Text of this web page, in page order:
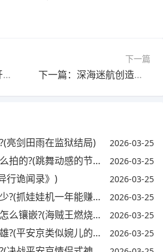
上一篇：王者荣耀虎牙直播怎么推广?(王者荣耀虎牙直播怎么推广给别人)
下一篇
下一篇：深海迷航创造模式是全解锁的吗?(深海迷航 创造模式)
亮剑田雨在监狱结局) 2026-03-25
舞动感的节奏感怎么拍的视频) 2026-03-25
行诡闻录》) 2026-03-25
娃娃机一年能赚多少钱) 2026-03-25
海贼王燃烧意志宝石镶嵌攻略) 2026-03-25
安京类似婉儿的英雄名字) 2026-03-25